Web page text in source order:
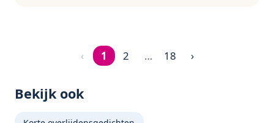
Pagina 1 van 18
‹ 1 2 … 18 ›
Bekijk ook